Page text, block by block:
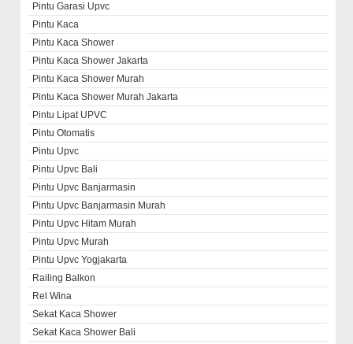
Pintu Garasi Upvc
Pintu Kaca
Pintu Kaca Shower
Pintu Kaca Shower Jakarta
Pintu Kaca Shower Murah
Pintu Kaca Shower Murah Jakarta
Pintu Lipat UPVC
Pintu Otomatis
Pintu Upvc
Pintu Upvc Bali
Pintu Upvc Banjarmasin
Pintu Upvc Banjarmasin Murah
Pintu Upvc Hitam Murah
Pintu Upvc Murah
Pintu Upvc Yogjakarta
Railing Balkon
Rel Wina
Sekat Kaca Shower
Sekat Kaca Shower Bali